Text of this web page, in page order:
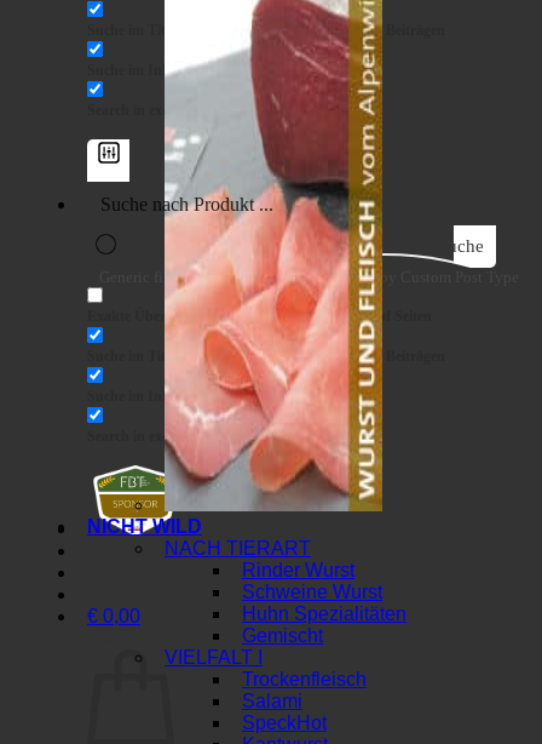
Suche im Inhalt
Suche in Beiträgen
Suche
Generic filters
Exakte Übereinstimmung
Suche im Inhalt
Search in excerpt
Filter by Custom Post Type
Suche auf Seiten
Suche in Beiträgen
€ 0,00
NICHT WILD
NACH TIERART
Rinder Wurst
Schweine Wurst
Huhn Spezialitäten
Gemischt
VIELFALT I
Trockenfleisch
Salami
Speck